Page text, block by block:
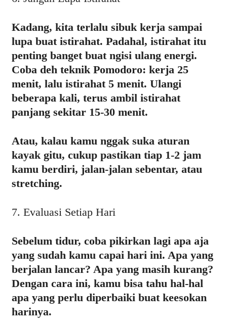
Kadang, kita terlalu sibuk kerja sampai
lupa buat istirahat. Padahal, istirahat itu
penting banget buat ngisi ulang energi.
Coba deh teknik Pomodoro: kerja 25
menit, lalu istirahat 5 menit. Ulangi
beberapa kali, terus ambil istirahat
panjang sekitar 15-30 menit.
Atau, kalau kamu nggak suka aturan
kayak gitu, cukup pastikan tiap 1-2 jam
kamu berdiri, jalan-jalan sebentar, atau
stretching.
7. Evaluasi Setiap Hari
Sebelum tidur, coba pikirkan lagi apa aja
yang sudah kamu capai hari ini. Apa yang
berjalan lancar? Apa yang masih kurang?
Dengan cara ini, kamu bisa tahu hal-hal
apa yang perlu diperbaiki buat keesokan
harinya.